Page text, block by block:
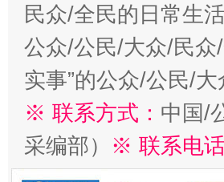
民众/全民的日常生
公众/公民/大众/民众
实事”的公众/公民/
※ 联系方式： 中国/
采编部） ※ 联系电话